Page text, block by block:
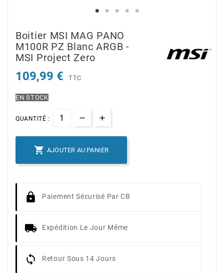
Boitier MSI MAG PANO
M100R PZ Blanc ARGB -
MSI Project Zero
109,99 € TTC
EN STOCK
QUANTITÉ :
 AJOUTER AU PANIER
Paiement Sécurisé Par CB
Expédition Le Jour Même
Retour Sous 14 Jours